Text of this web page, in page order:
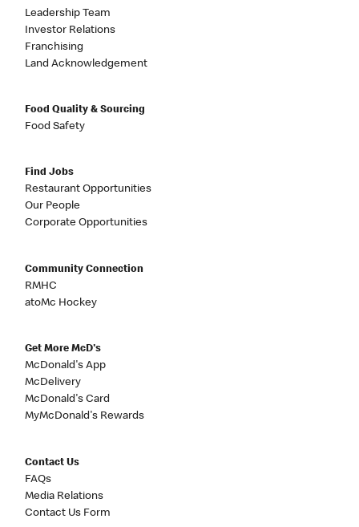
Leadership Team
Investor Relations
Franchising
Land Acknowledgement
Food Quality & Sourcing
Food Safety
Find Jobs
Restaurant Opportunities
Our People
Corporate Opportunities
Community Connection
RMHC
atoMc Hockey
Get More McD's
McDonald's App
McDelivery
McDonald's Card
MyMcDonald's Rewards
Contact Us
FAQs
Media Relations
Contact Us Form